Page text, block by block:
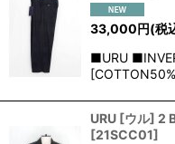
33,000円(税
■URU
URU [ウル] 2
[21SCC01]